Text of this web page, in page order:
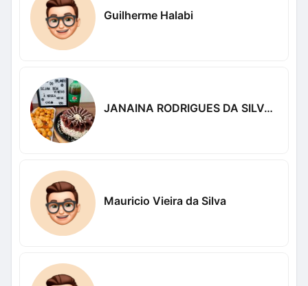
Guilherme Halabi
JANAINA RODRIGUES DA SILVA NASCIMENTO
Mauricio Vieira da Silva